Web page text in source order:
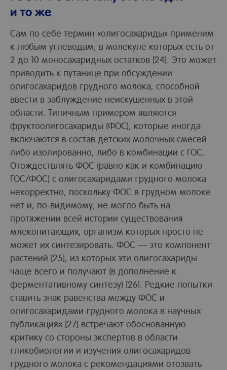
и то же
Сам по себе термин «олигосахариды» применим
к любым углеводам, в молекуле которых есть от
2 до 10 моносахаридных остатков [24]. Это может
приводить к путанице при обсуждении
олигосахаридов грудного молока, способной
ввести в заблуждение неискушенных в этой
области. Типичным примером являются
фруктоолигосахариды (ФОС), которые иногда
включаются в состав детских молочных смесей
либо изолированно, либо в комбинации с ГОС.
Отождествлять ФОС (равно как и комбинацию
ГОС/ФОС) с олигосахаридами грудного молока
некорректно, поскольку ФОС в грудном молоке
нет и, по-видимому, не могло быть на
протяжении всей истории существования
млекопитающих, организм которых просто не
может их синтезировать. ФОС — это компонент
растений [25], из которых эти олигосахариды
чаще всего и получают (в дополнение к
ферментативному синтезу) [26]. Редкие попытки
ставить знак равенства между ФОС и
олигосахаридами грудного молока в научных
публикациях [27] встречают обоснованную
критику со стороны экспертов в области
гликобиологии и изучения олигосахаридов
грудного молока с рекомендациями отозвать